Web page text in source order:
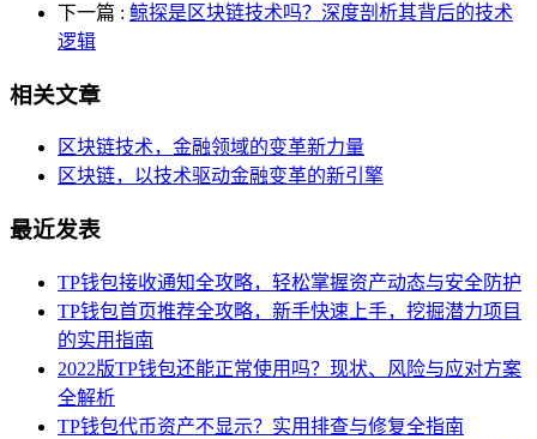
下一篇 : 鲸探是区块链技术吗？深度剖析其背后的技术
逻辑
相关文章
区块链技术，金融领域的变革新力量
区块链，以技术驱动金融变革的新引擎
最近发表
TP钱包接收通知全攻略，轻松掌握资产动态与安全防护
TP钱包首页推荐全攻略，新手快速上手，挖掘潜力项目
的实用指南
2022版TP钱包还能正常使用吗？现状、风险与应对方案
全解析
TP钱包代币资产不显示？实用排查与修复全指南